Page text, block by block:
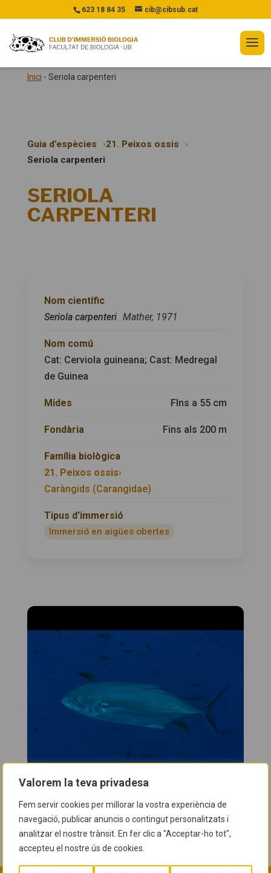
Valorem la teva privadesa
Fem servir cookies per millorar la vostra experiència de
navegació, publicar anuncis o contingut personalitzats i
analitzar el nostre trànsit. En fer clic a "Acceptar-ho tot",
accepteu el nostre ús de cookies.
623 18 84 35 cib@cibsub.cat
Inici - Seriola carpenteri
Guia d’espècies
21. Peixos ossis
Seriola carpenteri
SERIOLA
CARPENTERI
Nom científic
Seriola carpenteri Mather, 1971
Nom comú
Cat: Cerviola guineana; Cast: Medregal
de Guinea
Mides FIns a 55 cm
Fondària Fins als 200 m
Família biològica
21. Peixos ossis›
Caràngids (Carangidae)
Tipus d'immersió
Immersió en aigües obertes